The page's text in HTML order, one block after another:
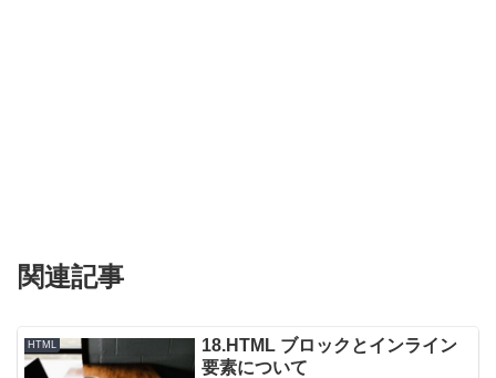
関連記事
HTML
18.HTML ブロックとインライン
要素について